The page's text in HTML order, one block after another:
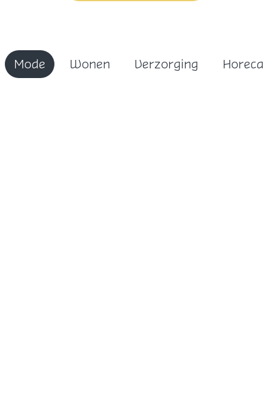
Mode Wonen Verzorging Horeca